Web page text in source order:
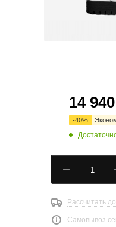
14 940
-40%
Рассчитать
Самовывоз